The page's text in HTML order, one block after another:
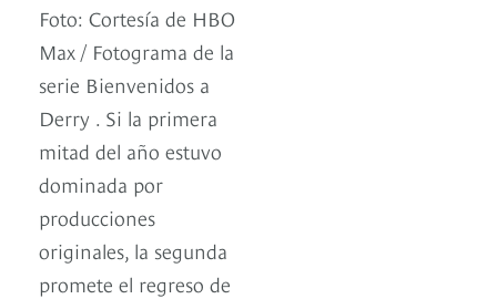
Foto: Cortesía de HBO
Max / Fotograma de la
serie Bienvenidos a
Derry . Si la primera
mitad del año estuvo
dominada por
producciones
originales, la segunda
promete el regreso de